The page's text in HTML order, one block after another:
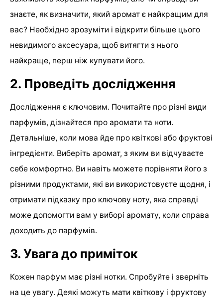
знаєте, як визначити, який аромат є найкращим для
вас? Необхідно зрозуміти і відкрити більше цього
невидимого аксесуара, щоб витягти з нього
найкраще, перш ніж купувати його.
2. Проведіть дослідження
Дослідження є ключовим. Почитайте про різні види
парфумів, дізнайтеся про аромати та ноти.
Детальніше, коли мова йде про квіткові або фруктові
інгредієнти. Виберіть аромат, з яким ви відчуваєте
себе комфортно. Ви навіть можете порівняти його з
різними продуктами, які ви використовуєте щодня, і
отримати підказку про ключову ноту, яка справді
може допомогти вам у виборі аромату, коли справа
доходить до парфумів.
3. Увага до приміток
Кожен парфум має різні нотки. Спробуйте і зверніть
на це увагу. Деякі можуть мати квіткову і фруктову